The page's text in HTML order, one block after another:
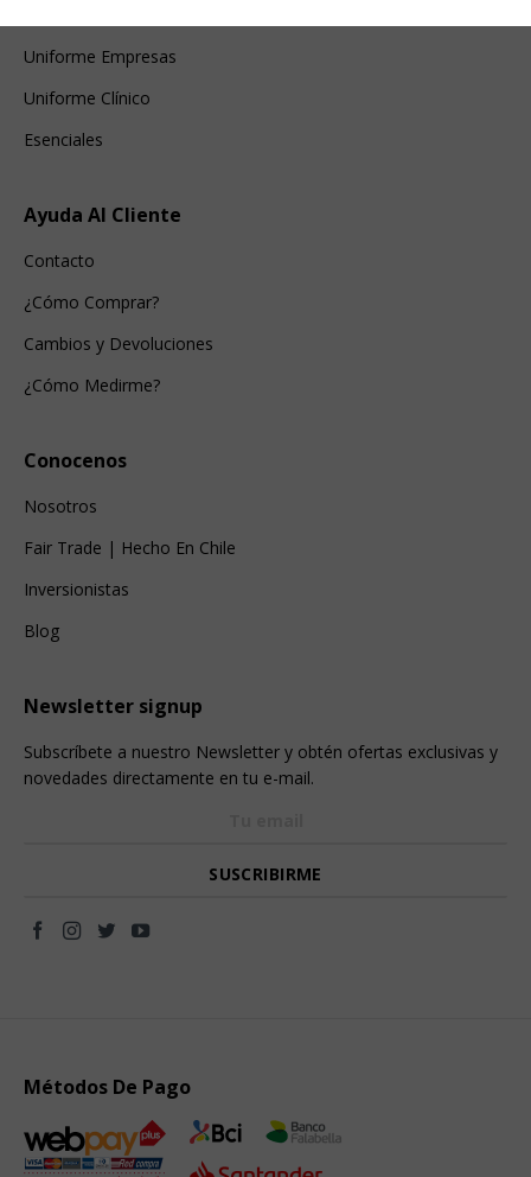
Uniforme Empresas
Uniforme Clínico
Esenciales
Ayuda Al Cliente
Contacto
¿Cómo Comprar?
Cambios y Devoluciones
¿Cómo Medirme?
Conocenos
Nosotros
Fair Trade | Hecho En Chile
Inversionistas
Blog
Newsletter signup
Subscríbete a nuestro Newsletter y obtén ofertas exclusivas y
novedades directamente en tu e-mail.
Métodos De Pago